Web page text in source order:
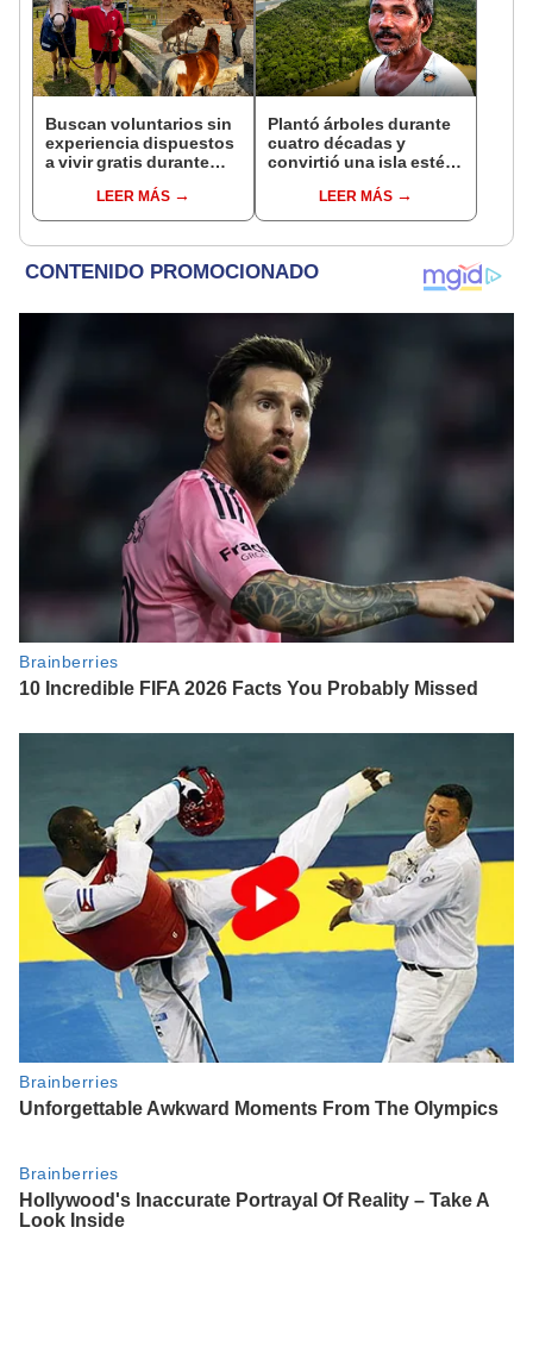
Buscan voluntarios sin
experiencia dispuestos
a vivir gratis durante
cuidar caballos, burros
y otros animales
LEER MÁS
Plantó árboles durante
cuatro décadas y
convirtió una isla estéril
hoy supera casi seis
veces al Parque de las
LEER MÁS